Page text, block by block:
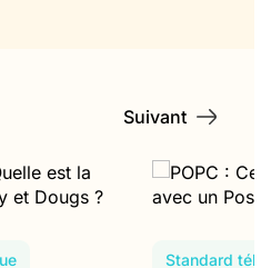
entre
Standard
Appels